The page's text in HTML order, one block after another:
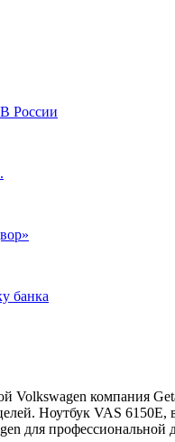
В России
банка
Volkswagen компания
Ноутбук VAS 6150E,
для